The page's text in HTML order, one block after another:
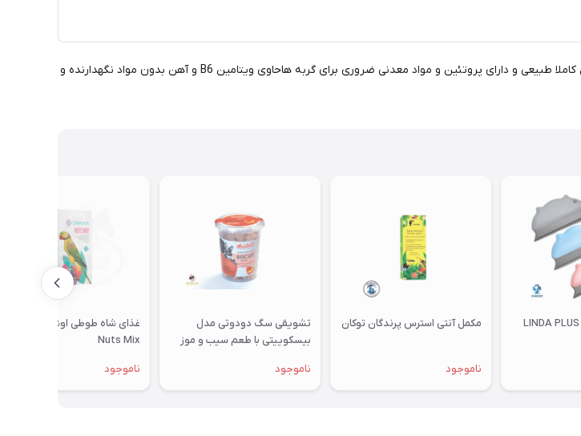
غذای مرطوب گربه لوریتا مناسب تمامی سنین و نژاد های گربه است. این کنسرو حاوی فیله مرغ کاملا طبیعی و دارای پروتئین و مواد معدنی ضروری برای گربه هاحاوی ویتامین B6 و آهن بدون مواد نگهدارنده و
مکمل آنتی استرس پرندگان توکان
ناموجود
تشویقی سگ دودوتی مدل
بیسکوییتی با طعم سیب و موز
ناموجود
غذای شاه طوطی اوشکایا مدل
Nuts Mix
ناموجود